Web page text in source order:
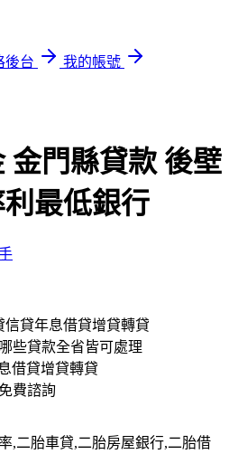
後台
我的帳號
金門縣貸款 後壁
最低銀行
信貸年息借貸增貸轉貸
些貸款全省皆可處理
借貸增貸轉貸
費諮詢
,二胎車貸,二胎房屋銀行,二胎借